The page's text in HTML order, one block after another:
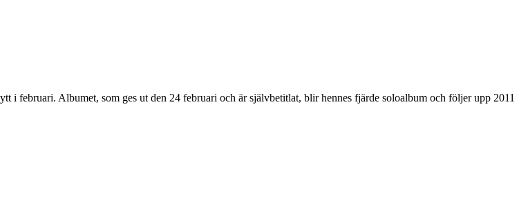
i februari. Albumet, som ges ut den 24 februari och är självbetitlat, blir hennes fjärde soloalbum och följer upp 2011